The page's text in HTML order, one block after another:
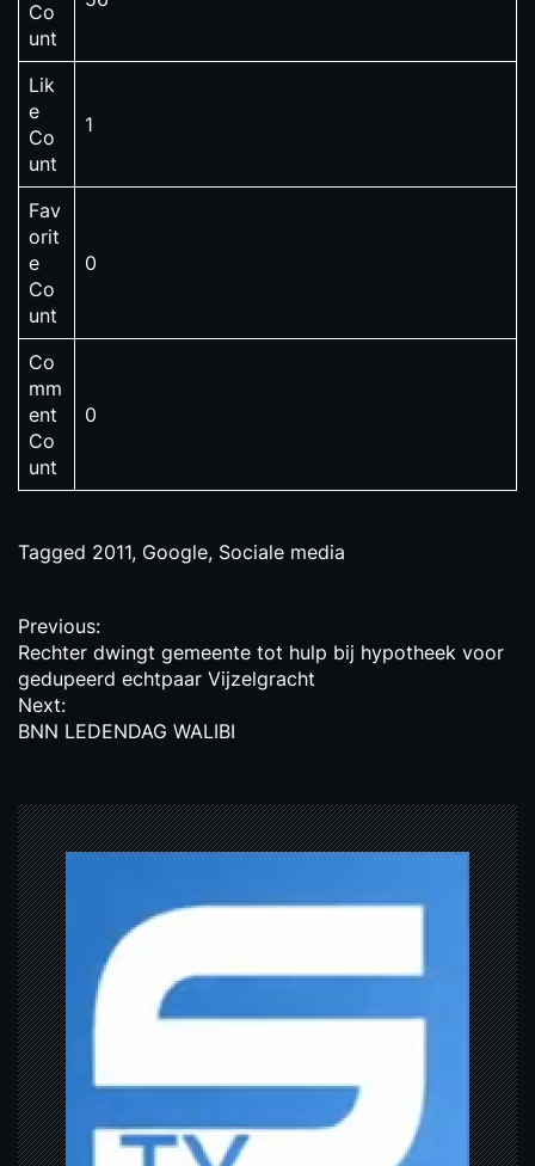
Co
unt
Lik
e
Co
unt
1
Fav
orit
e
Co
unt
0
Co
mm
ent
Co
unt
0
Tagged 2011, Google, Sociale media
P
o
s
t
a
v
i
g
a
t
i
o
n
Previous:
Rechter dwingt gemeente tot hulp bij hypotheek voor
gedupeerd echtpaar Vijzelgracht
Next:
BNN LEDENDAG WALIBI